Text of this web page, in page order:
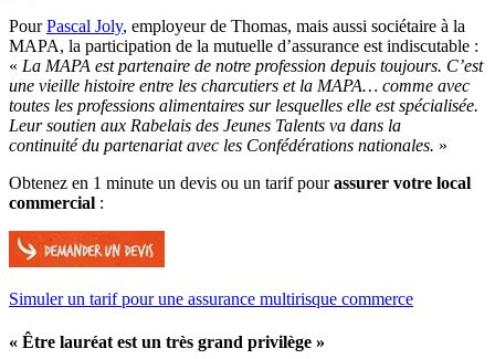
PourPascal Joly, employeur de Thomas, mais aussi sociétaire à la
MAPA, la participation de la mutuelle d’assurance est indiscutable :
« La MAPA est partenaire de notre profession depuis toujours. C’est
une vieille histoire entre les charcutiers et la MAPA… comme avec
toutes les professions alimentaires sur lesquelles elle est spécialisée.
Leur soutien aux Rabelais des Jeunes Talents va dans la
continuité du partenariat avec les Confédérations nationales. »
Obtenez en 1 minute un devis ou un tarif pourassurer votre local
commercial :
Simuler un tarif pour une assurance multirisque commerce
« Être lauréat est un très grand privilège »